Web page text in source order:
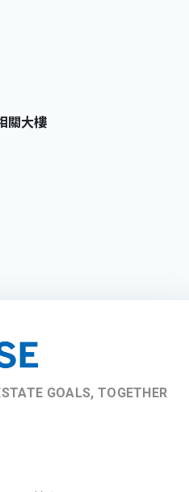
關大樓
GOALS, TOGETHER